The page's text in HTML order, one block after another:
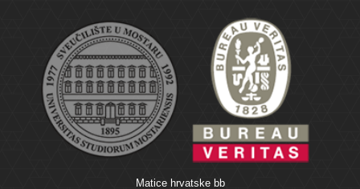
Matice hrvatske bb